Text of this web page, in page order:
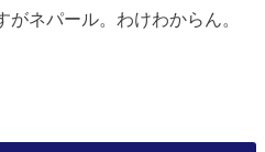
ネパール。わけわからん。